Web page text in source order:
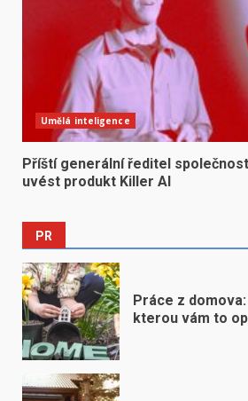
Umělá inteligence
Příští generální ředitel
uvést produkt Killer AI
PR
Práce z
kterou vám to